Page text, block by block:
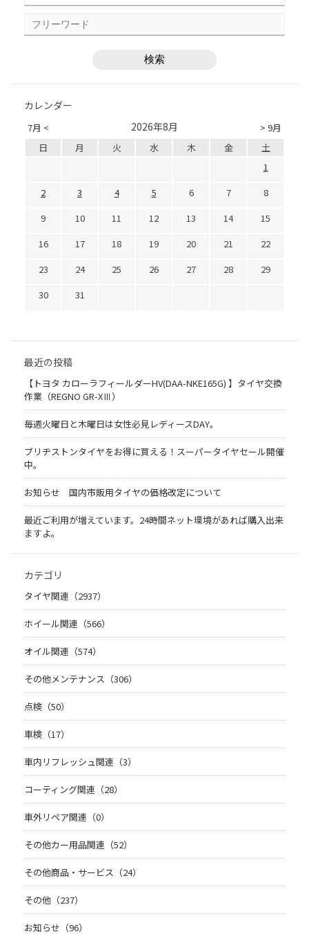
カレンダー
7月 < > 9月
2026年8月
日 月 火 水 木 金
土
1
2
3 4 5 6 7
8
9
10 11 12 13 14
15
16
17 18 19 20 21
22
23
24 25 26 27 28
29
30
31
最近の投稿
【トヨタ カローラフィールダーHV(DAA-NKE165G) 】タイヤ交換
作業（REGNO GR-XⅢ）
毎週火曜日と木曜日は女性必見レディースDAY。
ブリヂストンタイヤをお得に買える！スーパータイヤセール開催
中。
お知らせ 国内市販用タイヤの価格改定について
最近ご利用が増えています。24時間ネット環境があれば購入出来
ますよ。
カテゴリ
タイヤ関連（2937）
ホイール関連（566）
オイル関連（574）
その他メンテナンス（306）
点検（50）
車検（17）
車内リフレッシュ関連（3）
コーティング関連（28）
車外リペア関連（0）
その他カー用品関連（52）
その他商品・サービス（24）
その他（237）
お知らせ（96）